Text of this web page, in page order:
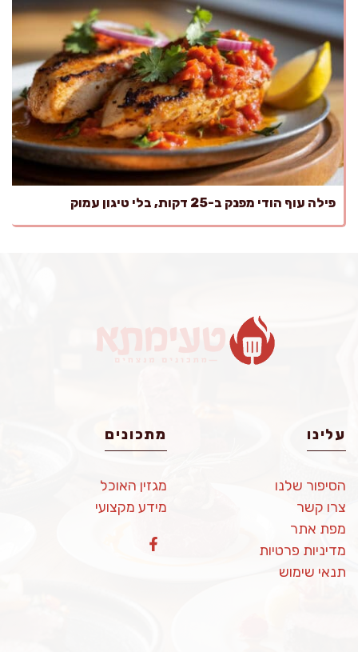
פילה עוף הודי מפנק ב-25 דקות, בלי טיגון עמוק
עלינו
הסיפור שלנו
צרו קשר
מפת אתר
מדיניות פרטיות
תנאי שימוש
מתכונים
מגזין האוכל
מידע מקצועי